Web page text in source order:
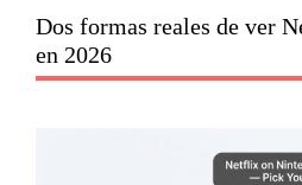
Dos formas reales de ver
en 2026